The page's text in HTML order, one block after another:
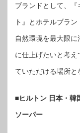
ブランドとして、
ト』とホテルブラ
自然環境を最大限
に仕上げたいと考
ていただける場所と
■ヒルトン 日本・韓
ソーパー